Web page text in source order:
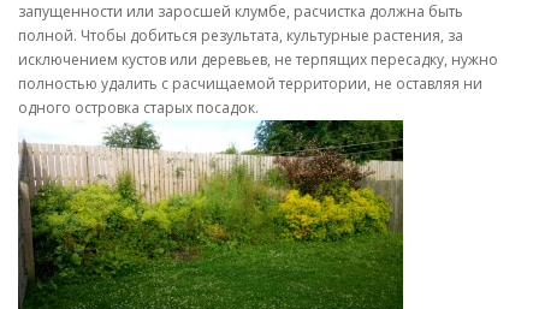
запущенности или заросшей клумбе, расчистка должна быть
полной. Чтобы добиться результата, культурные растения, за
исключением кустов или деревьев, не терпящих пересадку, нужно
полностью удалить с расчищаемой территории, не оставляя ни
одного островка старых посадок.